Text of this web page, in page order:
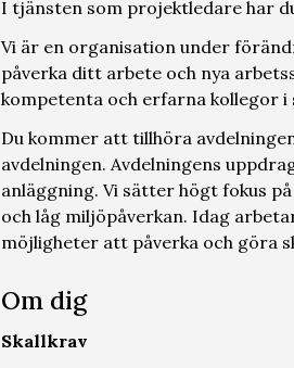
I tjänsten som projektledare har
Vi är en organisation under
påverka ditt arbete och nya
kompetenta och erfarna kollegor i
Du kommer att tillhöra
avdelningen. Avdelningens
anläggning. Vi sätter högt fokus
och låg miljöpåverkan. Idag
möjligheter att påverka och göra
Om dig
Skallkrav